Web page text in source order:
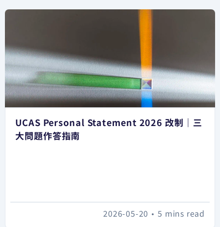
UCAS Personal Statement 2026 改制｜三
大問題作答指南
5 mins read
•
2026-05-20